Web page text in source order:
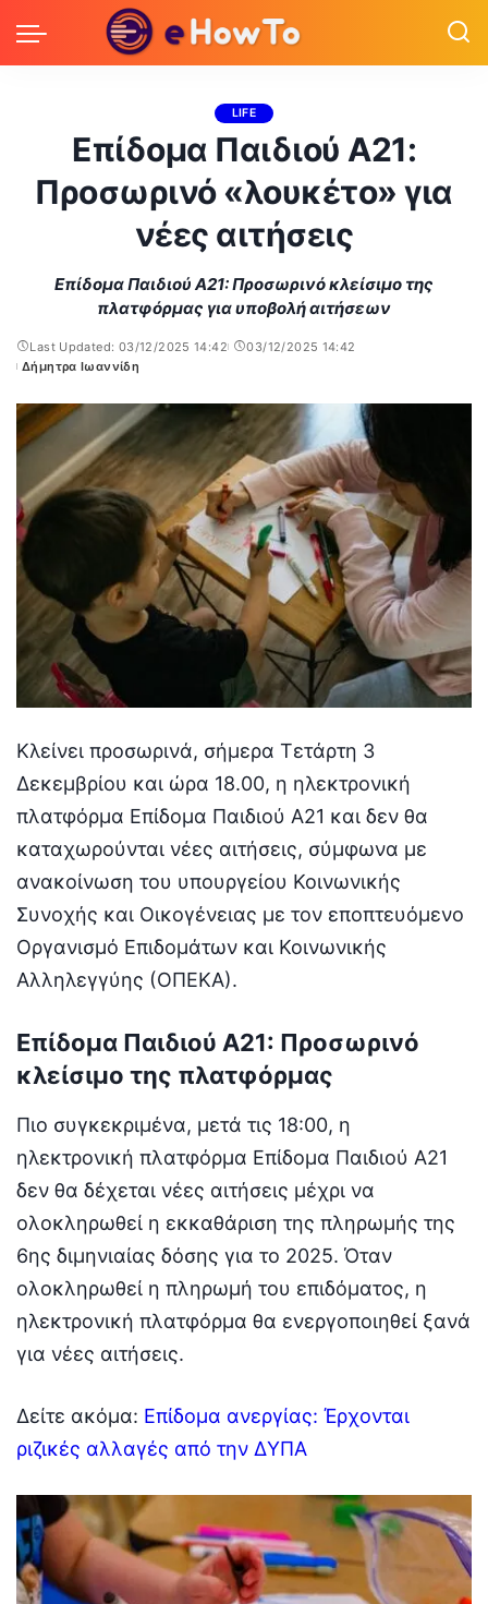
LIFE
Επίδομα Παιδιού Α21:
Προσωρινό «λουκέτο» για
νέες αιτήσεις
Επίδομα Παιδιού Α21: Προσωρινό κλείσιμο της
πλατφόρμας για υποβολή αιτήσεων
Last Updated: 03/12/2025 14:42
03/12/2025 14:42
Posted
Δήμητρα Ιωαννίδη
Κλείνει προσωρινά, σήμερα Τετάρτη 3
Δεκεμβρίου και ώρα 18.00, η ηλεκτρονική
πλατφόρμα Επίδομα Παιδιού Α21 και δεν θα
καταχωρούνται νέες αιτήσεις, σύμφωνα με
ανακοίνωση του υπουργείου Κοινωνικής
Συνοχής και Οικογένειας με τον εποπτευόμενο
Οργανισμό Επιδομάτων και Κοινωνικής
Αλληλεγγύης (ΟΠΕΚΑ).
Επίδομα Παιδιού Α21: Προσωρινό
κλείσιμο της πλατφόρμας
Πιο συγκεκριμένα, μετά τις 18:00, η
ηλεκτρονική πλατφόρμα Επίδομα Παιδιού Α21
δεν θα δέχεται νέες αιτήσεις μέχρι να
ολοκληρωθεί η εκκαθάριση της πληρωμής της
6ης διμηνιαίας δόσης για το 2025. Όταν
ολοκληρωθεί η πληρωμή του επιδόματος, η
ηλεκτρονική πλατφόρμα θα ενεργοποιηθεί ξανά
για νέες αιτήσεις.
Δείτε ακόμα: Επίδομα ανεργίας: Έρχονται
ριζικές αλλαγές από την ΔΥΠΑ